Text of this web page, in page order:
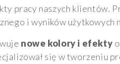
pracy naszych klientów.
i wyników użytkowych
nowe kolory i efekty
się w tworzeniu